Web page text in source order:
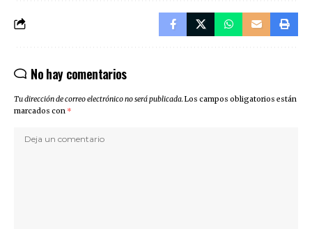
No hay comentarios
Tu dirección de correo electrónico no será publicada.Los campos obligatorios están
marcados con *